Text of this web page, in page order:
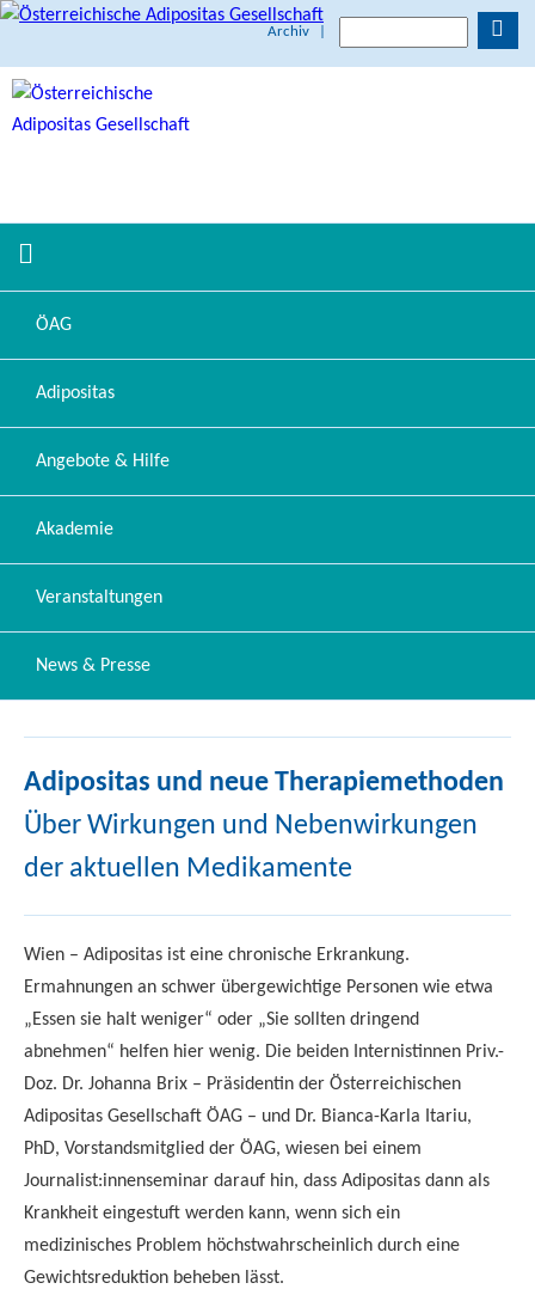
Archiv
ÖAG
Adipositas
Angebote & Hilfe
Akademie
Veranstaltungen
News & Presse
Adipositas und neue Therapiemethoden
Über Wirkungen und Nebenwirkungen
der aktuellen Medikamente
Wien – Adipositas ist eine chronische Erkrankung.
Ermahnungen an schwer übergewichtige Personen wie etwa
„Essen sie halt weniger“ oder „Sie sollten dringend
abnehmen“ helfen hier wenig. Die beiden Internistinnen Priv.-
Doz. Dr. Johanna Brix – Präsidentin der Österreichischen
Adipositas Gesellschaft ÖAG – und Dr. Bianca-Karla Itariu,
PhD, Vorstandsmitglied der ÖAG, wiesen bei einem
Journalist:innenseminar darauf hin, dass Adipositas dann als
Krankheit eingestuft werden kann, wenn sich ein
medizinisches Problem höchstwahrscheinlich durch eine
Gewichtsreduktion beheben lässt.